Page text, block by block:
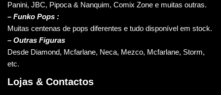
Panini, JBC, Pipoca & Nanquim, Comix Zone e muitas outras.
– Funko Pops :
Muitas centenas de pops diferentes e tudo disponível em stock.
– Outras Figuras
Desde Diamond, Mcfarlane, Neca, Mezco, Mcfarlane, Storm,
etc.
Lojas & Contactos